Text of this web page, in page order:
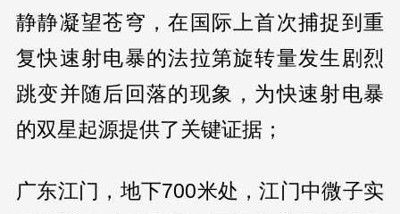
静静凝望苍穹，在国际上首次捕捉到重
复快速射电暴的法拉第旋转量发生剧烈
跳变并随后回落的现象，为快速射电暴
的双星起源提供了关键证据；
广东江门，地下700米处，江门中微子实